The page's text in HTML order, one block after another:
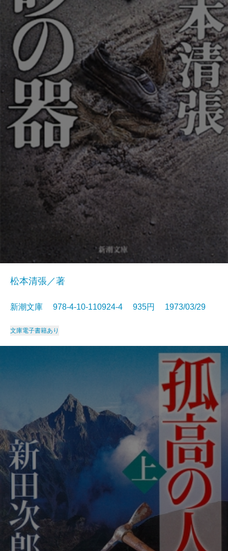
松本清張／著
新潮文庫 978-4-10-110924-4 935円 1973/03/29
文庫電子書籍あり